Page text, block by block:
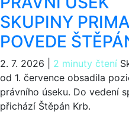
SKUPINY PRIMA
POVEDE
2. 7. 2026 2 minuty čtení
od 1. července obsadila
právního úseku. Do vedení
přichází Štěpán Krb.